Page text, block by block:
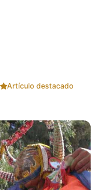
Artículo destacado